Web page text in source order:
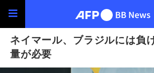
ネイマール、ブラジルには負
量が必要